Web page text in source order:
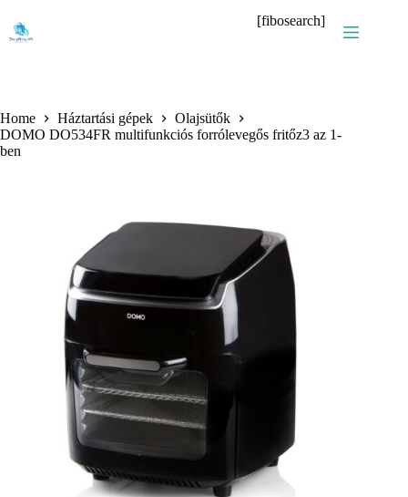
content
[fibosearch]
Home Háztartási gépek
Olajsütők
DOMO DO534FR multifunkciós forrólevegős fritőz3 az 1-
ben